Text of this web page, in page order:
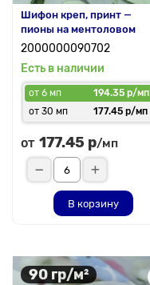
Шифон креп, принт —
пионы на ментоловом
2000000090702
Есть в наличии
от 6 мп
194.35 р/мп
от 30 мп
177.45 р/мп
от 177.45 р/мп
В корзину
90 гр/м²